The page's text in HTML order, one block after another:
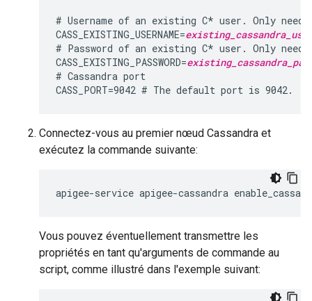
# Username of an existing C* user. Only
CASS_EXISTING_USERNAME=
# Password of an existing C* user. Only
CASS_EXISTING_PASSWORD=
# Cassandra port
CASS_PORT=9042 # The default port is 9042.
Connectez-vous au premier nœud Cassandra et
exécutez la commande suivante:
apigee-service apigee-cassandra
Vous pouvez éventuellement transmettre les
propriétés en tant qu'arguments de commande au
script, comme illustré dans l'exemple suivant: